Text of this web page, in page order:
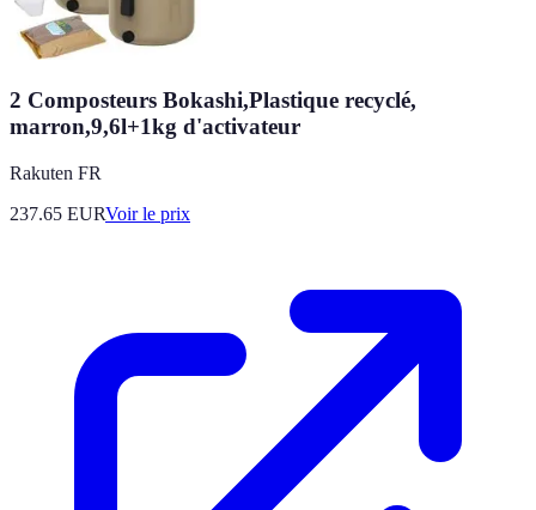
2 Composteurs Bokashi,Plastique recyclé,
marron,9,6l+1kg d'activateur
Rakuten FR
237.65 EURVoir le prix